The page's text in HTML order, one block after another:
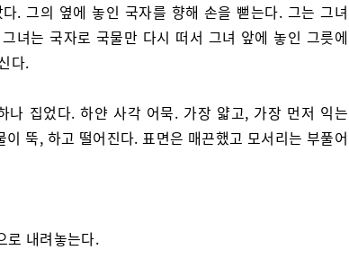
. 그의 옆에 놓인 국자를 향해 손을 뻗는다. 그는 그녀
녀는 국자로 국물만 다시 떠서 그녀 앞에 놓인 그릇에
다.
나 집었다. 하얀 사각 어묵. 가장 얇고, 가장 먼저 익는
뚝, 하고 떨어진다. 표면은 매끈했고 모서리는 부풀어
로 내려놓는다.